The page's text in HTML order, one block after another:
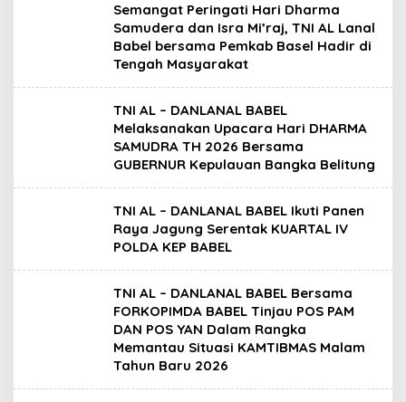
Semangat Peringati Hari Dharma
Samudera dan Isra Mi’raj, TNI AL Lanal
Babel bersama Pemkab Basel Hadir di
Tengah Masyarakat
TNI AL – DANLANAL BABEL
Melaksanakan Upacara Hari DHARMA
SAMUDRA TH 2026 Bersama
GUBERNUR Kepulauan Bangka Belitung
TNI AL – DANLANAL BABEL Ikuti Panen
Raya Jagung Serentak KUARTAL IV
POLDA KEP BABEL
TNI AL – DANLANAL BABEL Bersama
FORKOPIMDA BABEL Tinjau POS PAM
DAN POS YAN Dalam Rangka
Memantau Situasi KAMTIBMAS Malam
Tahun Baru 2026